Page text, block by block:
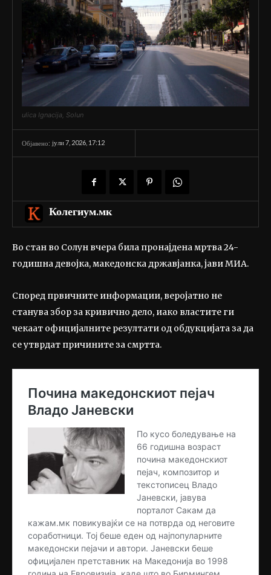
ulica Ignacija, Solun
Објавено: јули 7, 2026, 17:12
Колегиум.мк
Во стан во Солун вчера била пронајдена мртва 24-
годишна девојка, македонска државјанка, јави МИА.
Според првичните информации, веројатно не
станува збор за кривично дело, иако властите ги
чекаат официјалните резултати од обдукцијата за да
се утврдат причините за смртта.